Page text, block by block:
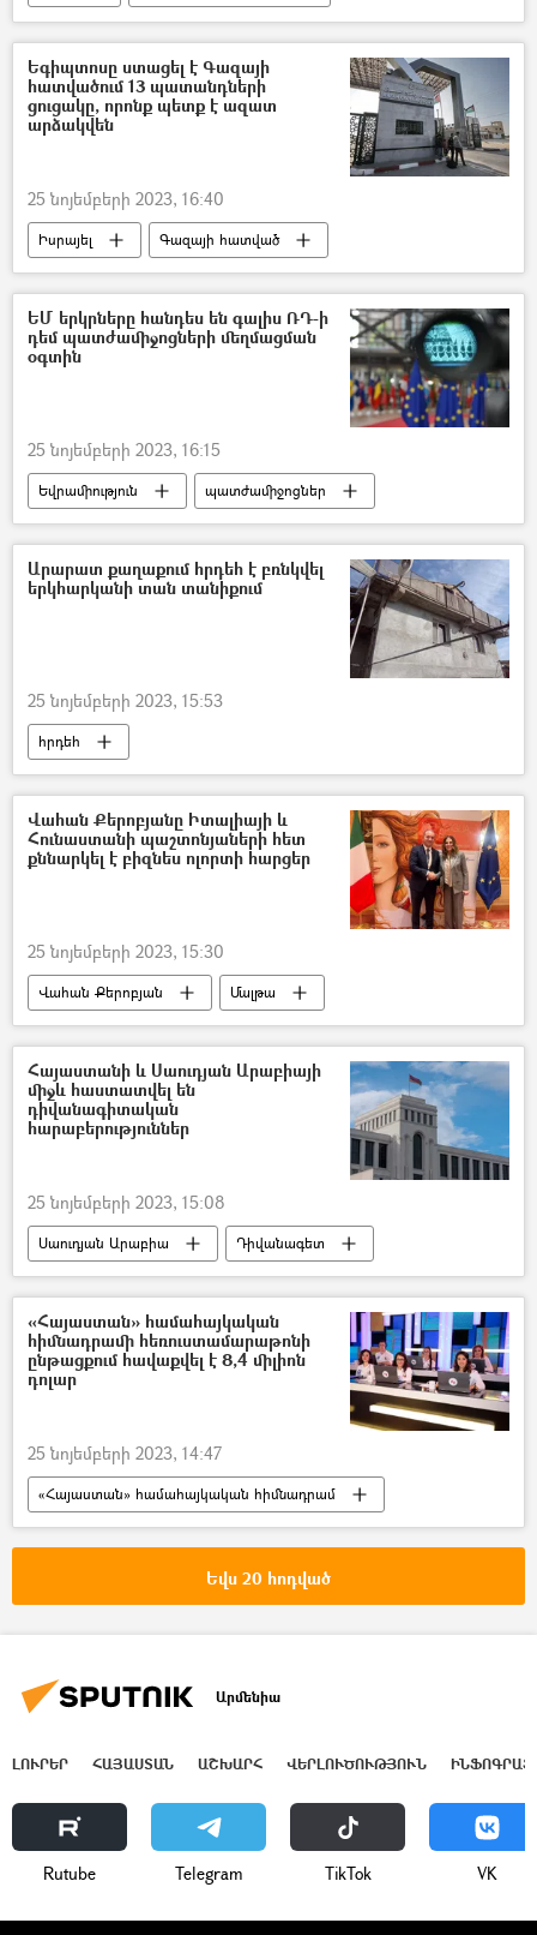
Նախագահ
Հայաստանի գրողների միություն
Եգիպտոսը ստացել է Գազայի
հատվածում 13 պատանդների
ցուցակը, որոնք պետք է ազատ
արձակվեն
25 նոյեմբերի 2023, 16:40
Իսրայել Գազայի հատված
ԵՄ երկրները հանդես են գալիս ՌԴ-ի
դեմ պատժամիջոցների մեղմացման
օգտին
25 նոյեմբերի 2023, 16:15
Եվրամիություն
պատժամիջոցներ
Ռուսաստան
Արևմուտք
Ուկրաինա
Հատուկ ռազմական գործողություն
Արարատ քաղաքում հրդեհ է բռնկվել
երկհարկանի տան տանիքում
25 նոյեմբերի 2023, 15:53
հրդեհ
Ներքին գործերի նախարարություն (ՆԳՆ)
Արարատ
տուն տանիք
Վահան Քերոբյանը Իտալիայի և
Հունաստանի պաշտոնյաների հետ
քննարկել է բիզնես ոլորտի հարցեր
25 նոյեմբերի 2023, 15:30
Վահան Քերոբյան
Մալթա
Իտալիա
Հայաստան
Տնտեսություն
Հայաստանի և Սաուդյան Արաբիայի
միջև հաստատվել են
դիվանագիտական
հարաբերություններ
25 նոյեմբերի 2023, 15:08
Սաուդյան Արաբիա
Դիվանագետ
Հայաստան
ՀՀ Արտաքին գործերի նախարարություն. ԱԳՆ
«Հայաստան» համահայկական
հիմնադրամի հեռուստամարաթոնի
ընթացքում հավաքվել է 8,4 միլիոն
դոլար
25 նոյեմբերի 2023, 14:47
«Հայաստան» համահայկական հիմնադրամ
Արցախ
Հայաստան
Եվս 20 հոդված
Արմենիա
ԼՈՒՐԵՐ ՀԱՅԱՍՏԱՆ ԱՇԽԱՐՀ ՎԵՐԼՈՒԾՈՒԹՅՈՒՆ
Rutube Telegram ТikТоk VK